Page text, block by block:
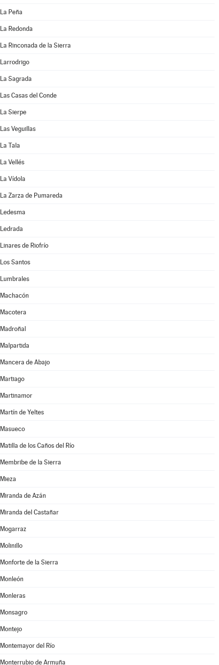
La Peña
La Redonda
La Rinconada de la Sierra
Larrodrigo
La Sagrada
Las Casas del Conde
La Sierpe
Las Veguillas
La Tala
La Vellés
La Vídola
La Zarza de Pumareda
Ledesma
Ledrada
Linares de Riofrío
Los Santos
Lumbrales
Machacón
Macotera
Madroñal
Malpartida
Mancera de Abajo
Martiago
Martinamor
Martín de Yeltes
Masueco
Matilla de los Caños del Río
Membribe de la Sierra
Mieza
Miranda de Azán
Miranda del Castañar
Mogarraz
Molinillo
Monforte de la Sierra
Monleón
Monleras
Monsagro
Montejo
Montemayor del Río
Monterrubio de Armuña